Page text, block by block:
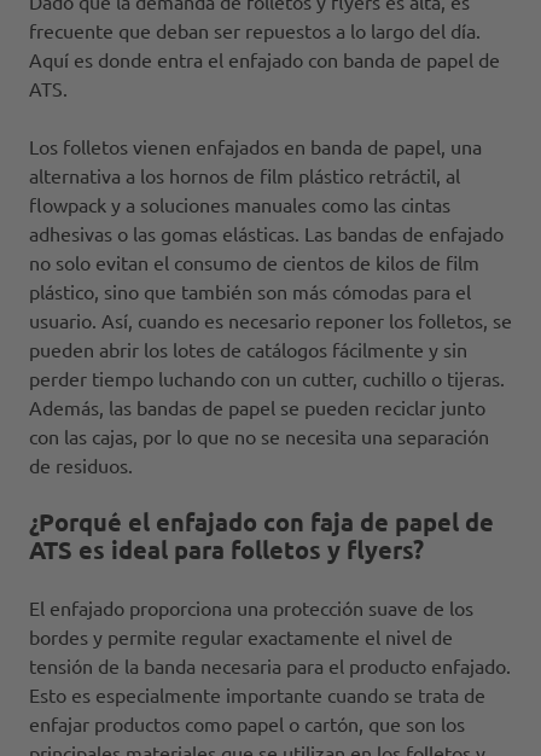
frecuente que deban ser repuestos a lo largo del día.
Aquí es donde entra el enfajado con banda de papel de
ATS.
Los folletos vienen enfajados en banda de papel, una
alternativa a los hornos de film plástico retráctil, al
flowpack y a soluciones manuales como las cintas
adhesivas o las gomas elásticas. Las bandas de enfajado
no solo evitan el consumo de cientos de kilos de film
plástico, sino que también son más cómodas para el
usuario. Así, cuando es necesario reponer los folletos, se
pueden abrir los lotes de catálogos fácilmente y sin
perder tiempo luchando con un cutter, cuchillo o tijeras.
Además, las bandas de papel se pueden reciclar junto
con las cajas, por lo que no se necesita una separación
de residuos.
¿Porqué el enfajado con faja de papel de
ATS es ideal para folletos y flyers?
El enfajado proporciona una protección suave de los
bordes y permite regular exactamente el nivel de
tensión de la banda necesaria para el producto enfajado.
Esto es especialmente importante cuando se trata de
enfajar productos como papel o cartón, que son los